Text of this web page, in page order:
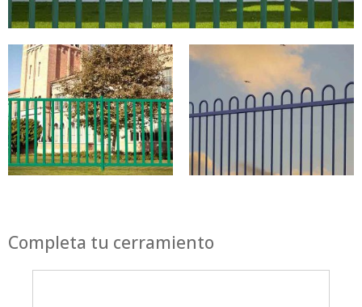
Completa tu cerramiento